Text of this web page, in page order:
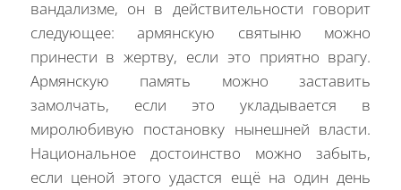
вандализме, он в действительности говорит
следующее: армянскую святыню можно
принести в жертву, если это приятно врагу.
Армянскую память можно заставить
замолчать, если это укладывается в
миролюбивую постановку нынешней власти.
Национальное достоинство можно забыть,
если ценой этого удастся ещё на один день